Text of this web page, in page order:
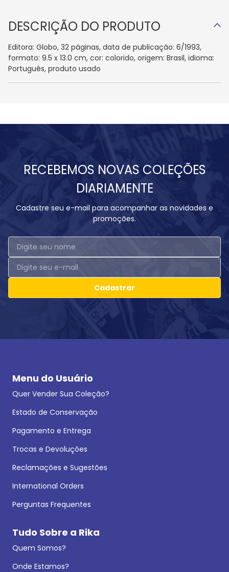
DESCRIÇÃO DO PRODUTO
Editora: Globo, 32 páginas, data de publicação: 6/1993,
formato: 9.5 x 13.0 cm, cor: colorido, origem: Brasil, idioma:
Português, produto usado
RECEBEMOS NOVAS COLEÇÕES
DIARIAMENTE
Cadastre seu e-mail para acompanhar as novidades e
promoções.
Cadastrar
Menu do Usuário
Quer Vender Sua Coleção?
Estado de Conservação
Pagamento e Entrega
Trocas e Devoluções
Reclamações e Sugestões
International Orders
Perguntas Frequentes
Tudo Sobre a Rika
Quem Somos?
Onde Estamos?